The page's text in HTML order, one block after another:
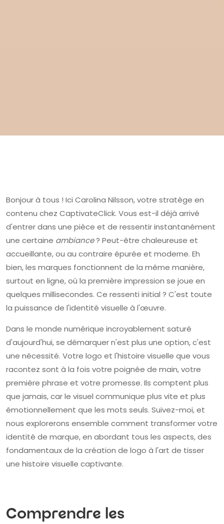
Bonjour à tous ! Ici Carolina Nilsson, votre stratège en
contenu chez CaptivateClick. Vous est-il déjà arrivé
d'entrer dans une pièce et de ressentir instantanément
une certaine ambiance? Peut-être chaleureuse et
accueillante, ou au contraire épurée et moderne. Eh
bien, les marques fonctionnent de la même manière,
surtout en ligne, où la première impression se joue en
quelques millisecondes. Ce ressenti initial ? C'est toute
la puissance de l'identité visuelle à l'œuvre.
Dans le monde numérique incroyablement saturé
d'aujourd'hui, se démarquer n'est plus une option, c'est
une nécessité. Votre logo et l'histoire visuelle que vous
racontez sont à la fois votre poignée de main, votre
première phrase et votre promesse. Ils comptent plus
que jamais, car le visuel communique plus vite et plus
émotionnellement que les mots seuls. Suivez-moi, et
nous explorerons ensemble comment transformer votre
identité de marque, en abordant tous les aspects, des
fondamentaux de la création de logo à l'art de tisser
une histoire visuelle captivante.
Comprendre les